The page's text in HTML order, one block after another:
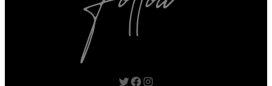
Twitter Facebook Instagram